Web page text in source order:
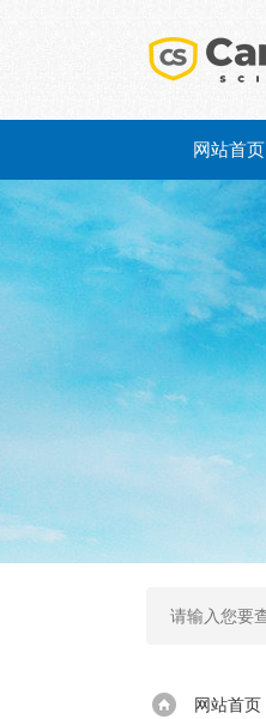
网站首页
网站首页